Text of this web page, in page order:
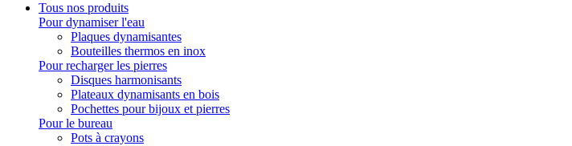
Tous nos produits
Pour dynamiser l'eau
Plaques dynamisantes
Bouteilles thermos en inox
Pour recharger les pierres
Disques harmonisants
Plateaux dynamisants en bois
Pochettes pour bijoux et pierres
Pour le bureau
Pots à crayons